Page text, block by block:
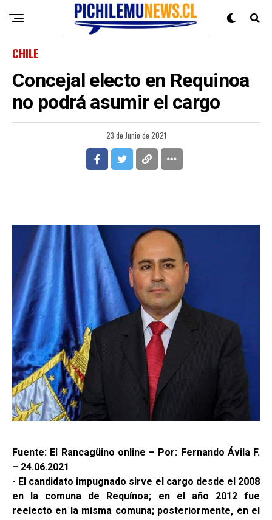
CHILE
Concejal electo en Requinoa
no podrá asumir el cargo
23 de Junio de 2021
Fuente: El Rancagüino online – Por: Fernando Ávila F.
– 24.06.2021
- El candidato impugnado sirve el cargo desde el 2008
en la comuna de Requínoa; en el año 2012 fue
reelecto en la misma comuna; posteriormente, en el